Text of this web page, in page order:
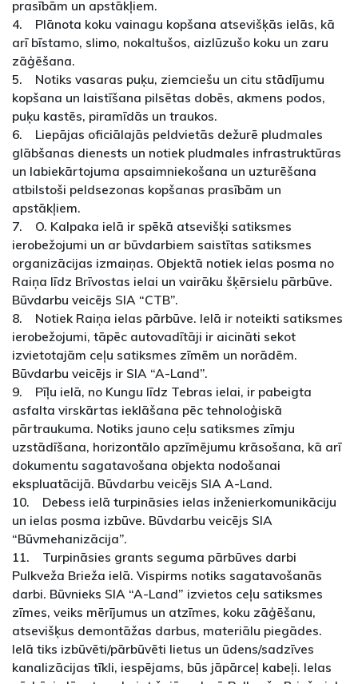
prasībām un apstākļiem.
4. Plānota koku vainagu kopšana atsevišķās ielās, kā
arī bīstamo, slimo, nokaltušos, aizlūzušo koku un zaru
zāģēšana.
5. Notiks vasaras puķu, ziemciešu un citu stādījumu
kopšana un laistīšana pilsētas dobēs, akmens podos,
puķu kastēs, piramīdās un traukos.
6. Liepājas oficiālajās peldvietās dežurē pludmales
glābšanas dienests un notiek pludmales infrastruktūras
un labiekārtojuma apsaimniekošana un uzturēšana
atbilstoši peldsezonas kopšanas prasībām un
apstākļiem.
7. O. Kalpaka ielā ir spēkā atsevišķi satiksmes
ierobežojumi un ar būvdarbiem saistītas satiksmes
organizācijas izmaiņas. Objektā notiek ielas posma no
Raiņa līdz Brīvostas ielai un vairāku šķērsielu pārbūve.
Būvdarbu veicējs SIA “CTB”.
8. Notiek Raiņa ielas pārbūve. Ielā ir noteikti satiksmes
ierobežojumi, tāpēc autovadītāji ir aicināti sekot
izvietotajām ceļu satiksmes zīmēm un norādēm.
Būvdarbu veicējs ir SIA “A-Land”.
9. Pīļu ielā, no Kungu līdz Tebras ielai, ir pabeigta
asfalta virskārtas ieklāšana pēc tehnoloģiskā
pārtraukuma. Notiks jauno ceļu satiksmes zīmju
uzstādīšana, horizontālo apzīmējumu krāsošana, kā arī
dokumentu sagatavošana objekta nodošanai
ekspluatācijā. Būvdarbu veicējs SIA A-Land.
10. Debess ielā turpināsies ielas inženierkomunikāciju
un ielas posma izbūve. Būvdarbu veicējs SIA
“Būvmehanizācija”.
11. Turpināsies grants seguma pārbūves darbi
Pulkveža Brieža ielā. Vispirms notiks sagatavošanās
darbi. Būvnieks SIA “A-Land” izvietos ceļu satiksmes
zīmes, veiks mērījumus un atzīmes, koku zāģēšanu,
atsevišķus demontāžas darbus, materiālu piegādes.
Ielā tiks izbūvēti/pārbūvēti lietus un ūdens/sadzīves
kanalizācijas tīkli, iespējams, būs jāpārceļ kabeļi. Ielas